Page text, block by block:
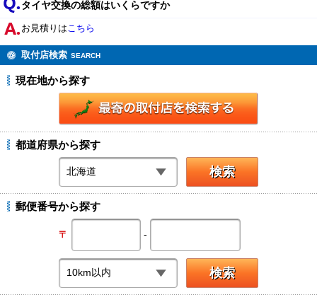
タイヤ交換の総額はいくらですか
お見積りはこちら
取付店検索 SEARCH
現在地から探す
都道府県から探す
郵便番号から探す
〒 -